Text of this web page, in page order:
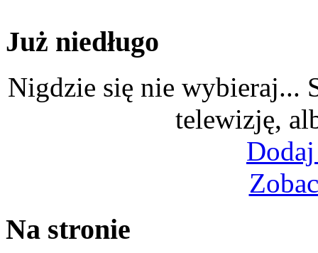
Już niedługo
Nigdzie się nie wybieraj...
telewizję,
Na stronie